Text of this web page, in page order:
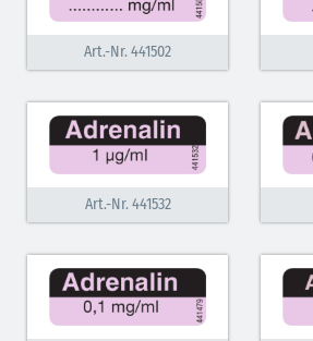
Vasopressoren (hellviolett)
Antihypertonika/Vasodilatantien
Anticholinergika (hellgrün)
Cholinergika (hellgrün schraffiert):
Antiemetika (salmon)
Verschiedene Medikamente (weiß)
Antikoagulantien (hellgrau/weiß mit
Rahmen)
Art.-Nr. 441502
Art.-Nr. 441532